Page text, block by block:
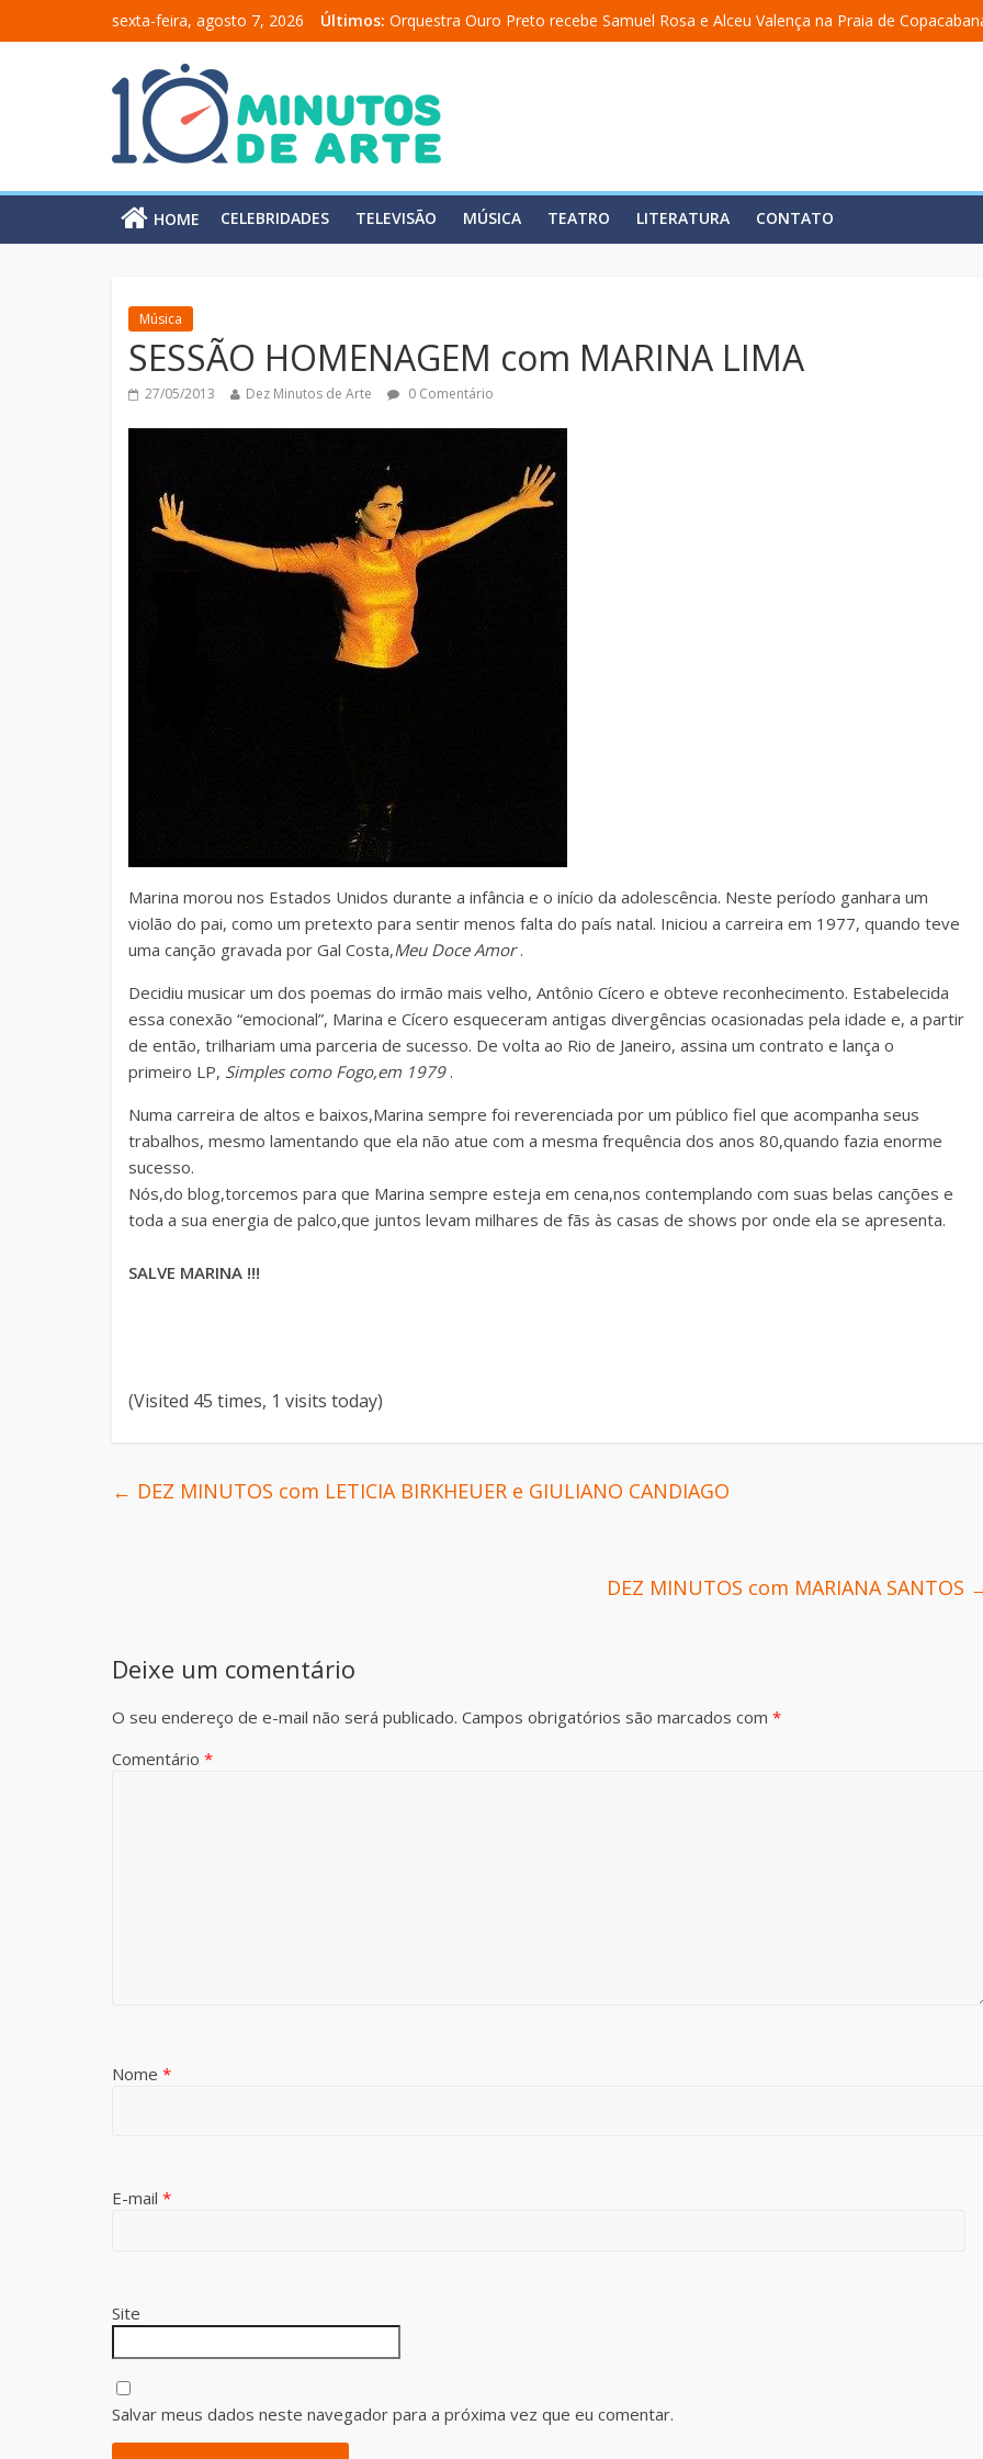
sexta-feira, agosto 7, 2026 Últimos: Orquestra Ouro Preto recebe Samuel Rosa e Alceu Valença na Praia de
“Comunicado a uma academia” ganha nova temporada na Fundição Progresso
Mônica Salmaso lança álbum em homenagem a Elizeth Cardoso
Carolina Chalita estreia o solo “Eu matei a Sherazade – Confissões De Uma Árabe
HOME CELEBRIDADES TELEVISÃO MÚSICA TEATRO LITERATURA CONTATO
Música
SESSÃO HOMENAGEM com MARINA LIMA
27/05/2013 Dez Minutos de Arte 0 Comentário
Marina morou nos Estados Unidos durante a infância e o início da adolescência. Neste período ganhara um
violão do pai, como um pretexto para sentir menos falta do país natal. Iniciou a carreira em 1977, quando teve
uma canção gravada por Gal Costa,Meu Doce Amor.
Decidiu musicar um dos poemas do irmão mais velho, Antônio Cícero e obteve reconhecimento. Estabelecida
essa conexão “emocional”, Marina e Cícero esqueceram antigas divergências ocasionadas pela idade e, a partir
de então, trilhariam uma parceria de sucesso. De volta ao Rio de Janeiro, assina um contrato e lança o
primeiro LP, Simples como Fogo,em 1979.
Numa carreira de altos e baixos,Marina sempre foi reverenciada por um público fiel que acompanha seus
trabalhos, mesmo lamentando que ela não atue com a mesma frequência dos anos 80,quando fazia enorme
sucesso.
Nós,do blog,torcemos para que Marina sempre esteja em cena,nos contemplando com suas belas canções e
toda a sua energia de palco,que juntos levam milhares de fãs às casas de shows por onde ela se apresenta.
SALVE MARINA !!!
(Visited 45 times, 1 visits today)
← DEZ MINUTOS com LETICIA BIRKHEUER e GIULIANO CANDIAGO
DEZ MINUTOS com MARIANA SANTOS
Deixe um comentário
O seu endereço de e-mail não será publicado. Campos obrigatórios são marcados com *
Comentário *
Nome *
E-mail *
Site
Salvar meus dados neste navegador para a próxima vez que eu comentar.